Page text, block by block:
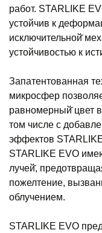
работ. STARLIKE
устойчив к
исключительной̆
устойчивостью к
Запатентованная
микросфер
равномерный̆ цвет
том числе с
эффектов
STARLIKE EVO
лучей̆,
пожелтение,
облучением.
STARLIKE EVO